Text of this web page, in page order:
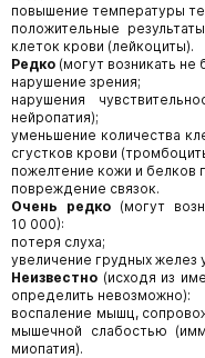
повышение температуры
положительные
клеток крови (лейкоциты).
Редко (могут возникать не
нарушение зрения;
нарушения
нейропатия);
уменьшение количества
сгустков крови
пожелтение кожи и белков
повреждение связок.
Очень редко (могут
10 000):
потеря слуха;
увеличение грудных желез
Неизвестно (исходя из
определить невозможно):
воспаление мышц,
мышечной слабостью
миопатия).